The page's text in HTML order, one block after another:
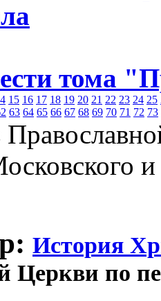
тома
15 16 17 18 19 20 21 22 23 24 25
63 64 65 66 67 68 69 70 71 72 73
История
Церкви по